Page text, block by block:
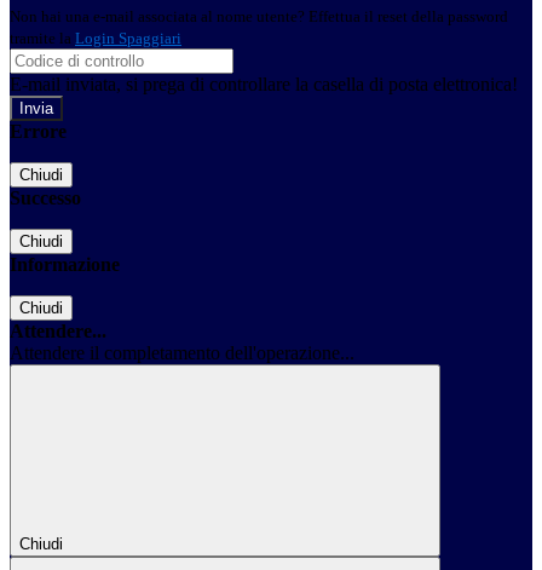
Non hai una e-mail associata al nome utente? Effettua il reset della password
tramite la Login Spaggiari
E-mail inviata, si prega di controllare la casella di posta elettronica!
Errore
Chiudi
Successo
Chiudi
Informazione
Chiudi
Attendere...
Attendere il completamento dell'operazione...
Chiudi